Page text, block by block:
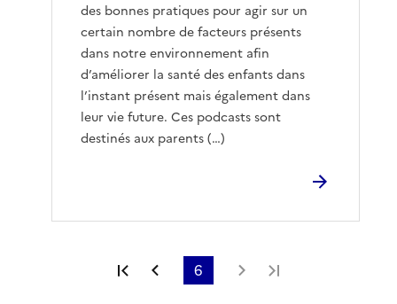
des bonnes pratiques pour agir sur un
certain nombre de facteurs présents
dans notre environnement afin
d’améliorer la santé des enfants dans
l’instant présent mais également dans
leur vie future. Ces podcasts sont
destinés aux parents (…)
Première page
Page précédente
6 Page suivante